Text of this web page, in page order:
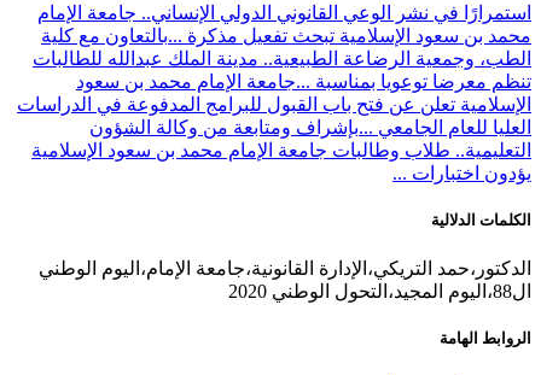
استمرارًا في نشر الوعي القانوني الدولي الإنساني.. جامعة الإمام
محمد بن سعود الإسلامية تبحث تفعيل مذكرة ...بالتعاون مع كلية
الطب، وجمعية الرضاعة الطبيعية.. مدينة الملك عبدالله للطالبات
تنظم معرضا توعويا بمناسبة ...جامعة الإمام محمد بن سعود
الإسلامية تعلن عن فتح باب القبول للبرامج المدفوعة في الدراسات
العليا للعام الجامعي ...بإشراف ومتابعة من وكالة الشؤون
التعليمية.. طلاب وطالبات جامعة الإمام محمد بن سعود الإسلامية
يؤدون اختبارات ...
الكلمات الدلالية
الدكتور،حمد التريكي،الإدارة القانونية،جامعة الإمام،اليوم الوطني
ال88،اليوم المجيد،التحول الوطني 2020
الروابط الهامة